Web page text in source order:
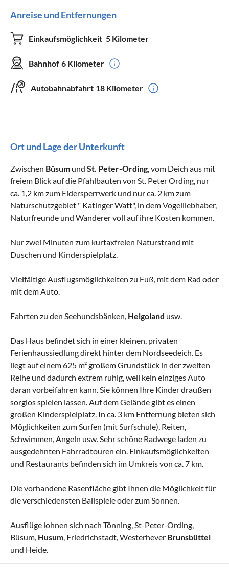
Anreise und Entfernungen
Einkaufsmöglichkeit 5 Kilometer
Bahnhof 6 Kilometer
Autobahnabfahrt 18 Kilometer
Ort und Lage der Unterkunft
Zwischen Büsum und St. Peter-Ording , vom Deich aus mit
freiem Blick auf die Pfahlbauten von St. Peter Ording, nur
ca. 1,2 km zum Eidersperrwerk und nur ca. 2 km zum
Naturschutzgebiet " Katinger Watt", in dem Vogelliebhaber,
Naturfreunde und Wanderer voll auf ihre Kosten kommen.
Nur zwei Minuten zum kurtaxfreien Naturstrand mit
Duschen und Kinderspielplatz.
Vielfältige Ausflugsmöglichkeiten zu Fuß, mit dem Rad oder
mit dem Auto.
Fahrten zu den Seehundsbänken, Helgoland usw.
Das Haus befindet sich in einer kleinen, privaten
Ferienhaussiedlung direkt hinter dem Nordseedeich. Es
liegt auf einem 625 m² großem Grundstück in der zweiten
Reihe und dadurch extrem ruhig, weil kein einziges Auto
daran vorbeifahren kann. Sie können Ihre Kinder draußen
sorglos spielen lassen. Auf dem Gelände gibt es einen
großen Kinderspielplatz. In ca. 3 km Entfernung bieten sich
Möglichkeiten zum Surfen (mit Surfschule), Reiten,
Schwimmen, Angeln usw. Sehr schöne Radwege laden zu
ausgedehnten Fahrradtouren ein. Einkaufsmöglichkeiten
und Restaurants befinden sich im Umkreis von ca. 7 km.
Die vorhandene Rasenfläche gibt Ihnen die Möglichkeit für
die verschiedensten Ballspiele oder zum Sonnen.
Ausflüge lohnen sich nach Tönning, St-Peter-Ording,
Büsum, Husum , Friedrichstadt, Westerhever Brunsbüttel
und Heide.